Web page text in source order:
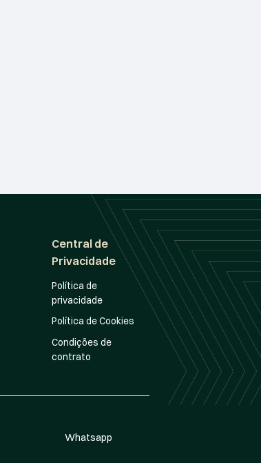
Central de
Privacidade
Política de
privacidade
Política de Cookies
Condições de
contrato
Whatsapp